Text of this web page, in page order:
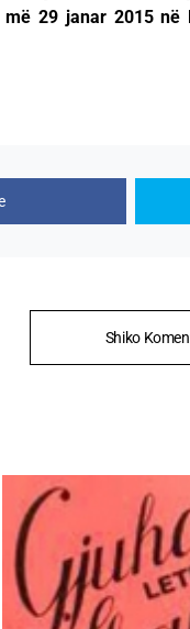
më 29 janar 2015 në
Shiko